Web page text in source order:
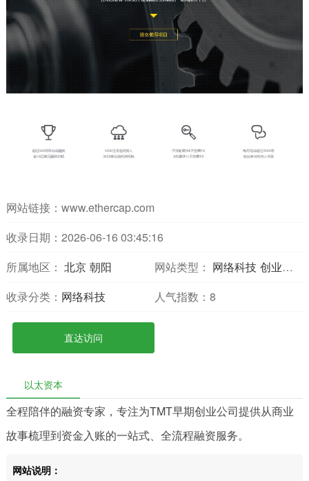
网站链接： www.ethercap.com
收录日期：2026-06-16 03:45:16
所属地区： 北京 朝阳 网站类型： 网络科技 创业投资
收录分类： 网络科技 人气指数： 8
直达访问
以太资本
全程陪伴的融资专家，专注为TMT早期创业公司提供从商业
故事梳理到资金入账的一站式、全流程融资服务。
网站说明：